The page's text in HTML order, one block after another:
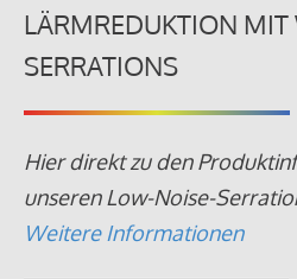
LÄRMREDUKTION MIT
SERRATIONS
Hier direkt zu den
unseren Low-Noise-
Weitere Informationen